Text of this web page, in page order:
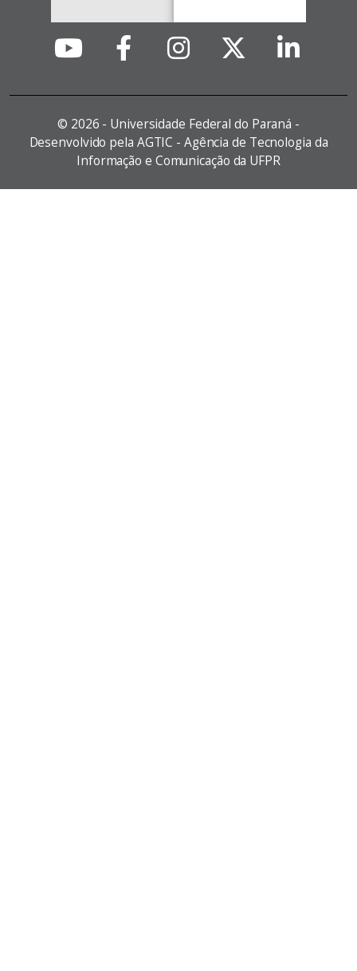
© 2026 - Universidade Federal do Paraná -
Desenvolvido pela AGTIC - Agência de Tecnologia da
Informação e Comunicação da UFPR